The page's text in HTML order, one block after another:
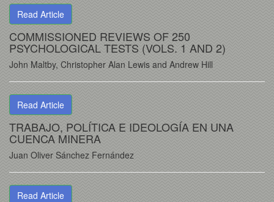
Read Article
COMMISSIONED REVIEWS OF 250
PSYCHOLOGICAL TESTS (VOLS. 1 AND 2)
John Maltby, Christopher Alan Lewis and Andrew Hill
Read Article
TRABAJO, POLÍTICA E IDEOLOGÍA EN UNA
CUENCA MINERA
Juan Oliver Sánchez Fernández
Read Article